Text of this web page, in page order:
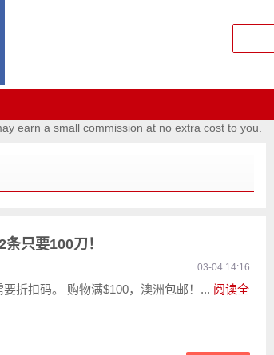
earn a small commission at no extra cost to you.
只要100刀！
03-04 14:16
折扣码。 购物满$100，澳洲包邮！... 阅读全